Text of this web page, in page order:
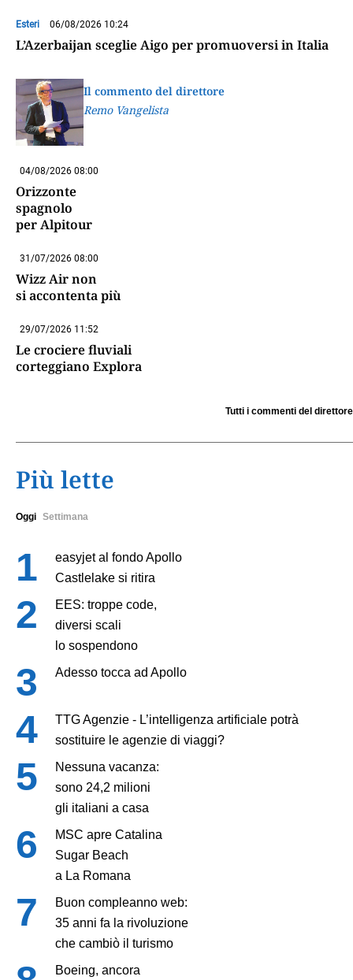
Esteri 06/08/2026 10:24
L’Azerbaijan sceglie Aigo per promuoversi in Italia
Il commento del direttore
Remo Vangelista
04/08/2026 08:00
Orizzonte
spagnolo
per Alpitour
31/07/2026 08:00
Wizz Air non
si accontenta più
29/07/2026 11:52
Le crociere fluviali
corteggiano Explora
Tutti i commenti del direttore
Più lette
Oggi Settimana
easyjet al fondo Apollo
Castlelake si ritira
EES: troppe code,
diversi scali
lo sospendono
Adesso tocca ad Apollo
TTG Agenzie - L’intelligenza artificiale potrà
sostituire le agenzie di viaggi?
Nessuna vacanza:
sono 24,2 milioni
gli italiani a casa
MSC apre Catalina
Sugar Beach
a La Romana
Buon compleanno web:
35 anni fa la rivoluzione
che cambiò il turismo
Boeing, ancora